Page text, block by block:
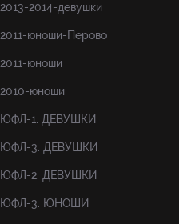
2013-2014-девушки
2011-юноши-Перово
2011-юноши
2010-юноши
ЮФЛ-1. ДЕВУШКИ
ЮФЛ-3. ДЕВУШКИ
ЮФЛ-2. ДЕВУШКИ
ЮФЛ-3. ЮНОШИ